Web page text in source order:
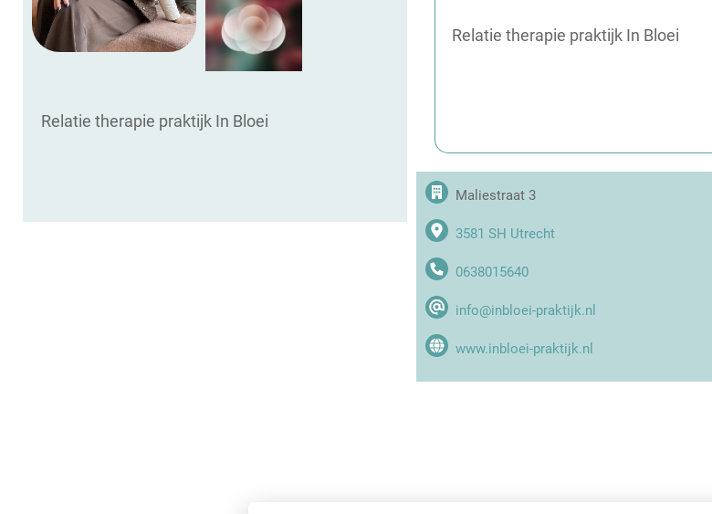
Relatie therapie praktijk In Bloei
Relatie therapie praktijk In Bloei
Maliestraat 3
3581 SH Utrecht
0638015640
info@inbloei-praktijk.nl
www.inbloei-praktijk.nl